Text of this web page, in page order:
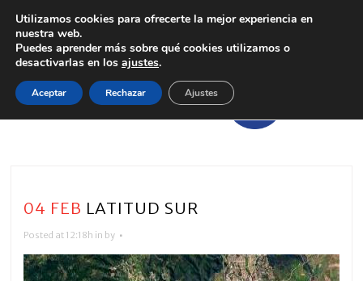
04 FEB LATITUD SUR
Posted at 12:18h in by
Utilizamos cookies para ofrecerte la mejor experiencia en
nuestra web.
Puedes aprender más sobre qué cookies utilizamos o
desactivarlas en los ajustes.
Aceptar Rechazar Ajustes